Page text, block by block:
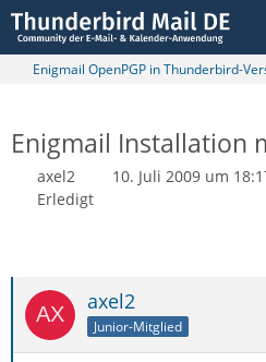
Enigmail OpenPGP in Thunderbird-
Enigmail Installation
axel2 10. Juli 2009 um
Erledigt
axel2
Junior-Mitglied